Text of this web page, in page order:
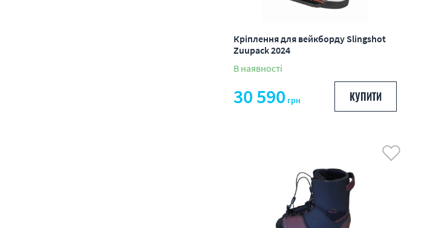
Кріплення для вейкборду Slingshot
Zuupack 2024
В наявності
30 590 грн КУПИТИ